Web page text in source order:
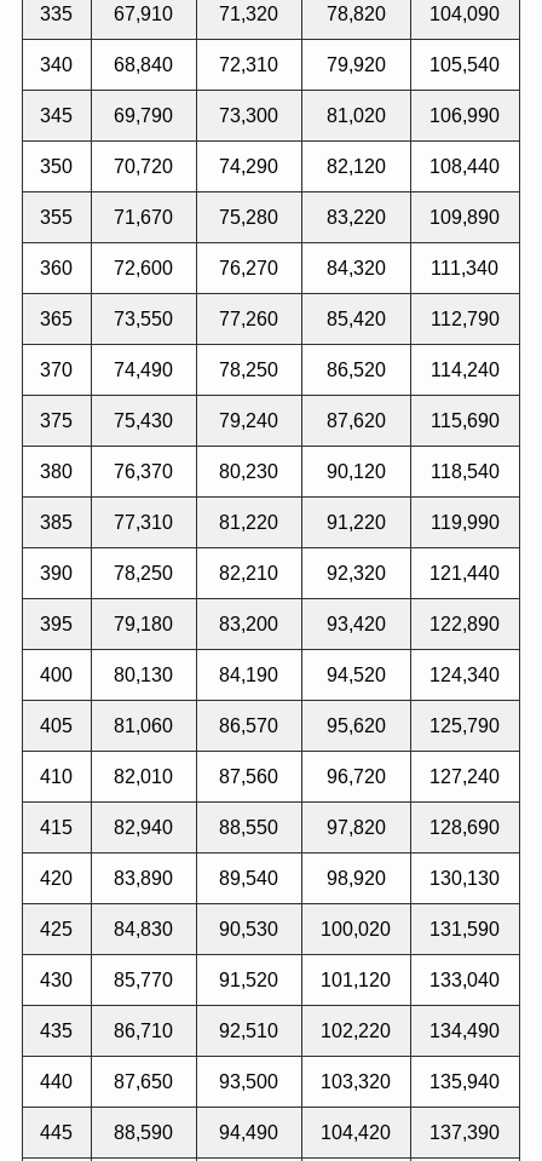
335 67,910 71,320 78,820 104,090
340 68,840 72,310 79,920 105,540
345 69,790 73,300 81,020 106,990
350 70,720 74,290 82,120 108,440
355 71,670 75,280 83,220 109,890
360 72,600 76,270 84,320 111,340
365 73,550 77,260 85,420 112,790
370 74,490 78,250 86,520 114,240
375 75,430 79,240 87,620 115,690
380 76,370 80,230 90,120 118,540
385 77,310 81,220 91,220 119,990
390 78,250 82,210 92,320 121,440
395 79,180 83,200 93,420 122,890
400 80,130 84,190 94,520 124,340
405 81,060 86,570 95,620 125,790
410 82,010 87,560 96,720 127,240
415 82,940 88,550 97,820 128,690
420 83,890 89,540 98,920 130,130
425 84,830 90,530 100,020 131,590
430 85,770 91,520 101,120 133,040
435 86,710 92,510 102,220 134,490
440 87,650 93,500 103,320 135,940
445 88,590 94,490 104,420 137,390